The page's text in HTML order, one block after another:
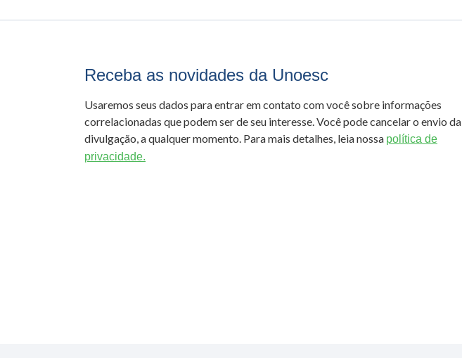
Receba as novidades da Unoesc
Usaremos seus dados para entrar em contato com você sobre informações
correlacionadas que podem ser de seu interesse. Você pode cancelar o envio da
divulgação, a qualquer momento. Para mais detalhes, leia nossa política de
privacidade.